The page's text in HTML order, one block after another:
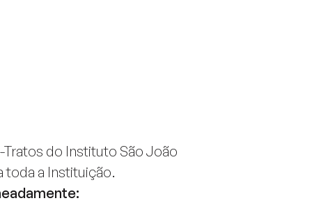
do Instituto São João
toda a Instituição.